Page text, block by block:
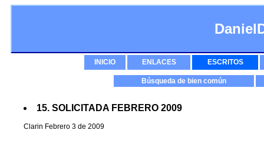
INICIO ENLACES ESCRITOS
Búsqueda de bien común
15. SOLICITADA FEBRERO 2009
Clarin Febrero 3 de 2009